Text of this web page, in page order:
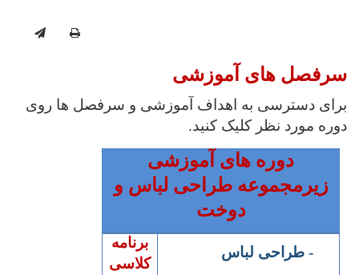
سرفصل های آموزشی
برای دسترسی به اهداف آموزشی و سرفصل ها روی
دوره مورد نظر کلیک کنید.
دوره های آموزشی
زیرمجموعه طراحی لباس و
دوخت
- طراحی لباس
برنامه
کلاسی